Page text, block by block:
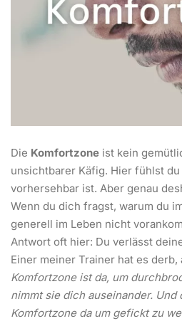
Die Komfortzone ist kein
unsichtbarer Käfig. Hier fühlst
vorhersehbar ist. Aber genau
Wenn du dich fragst, warum du
generell im Leben nicht
Antwort oft hier: Du verlässt
Einer meiner Trainer hat es
Komfortzone ist da, um
nimmt sie dich auseinander. Und
Komfortzone da um gefickt zu